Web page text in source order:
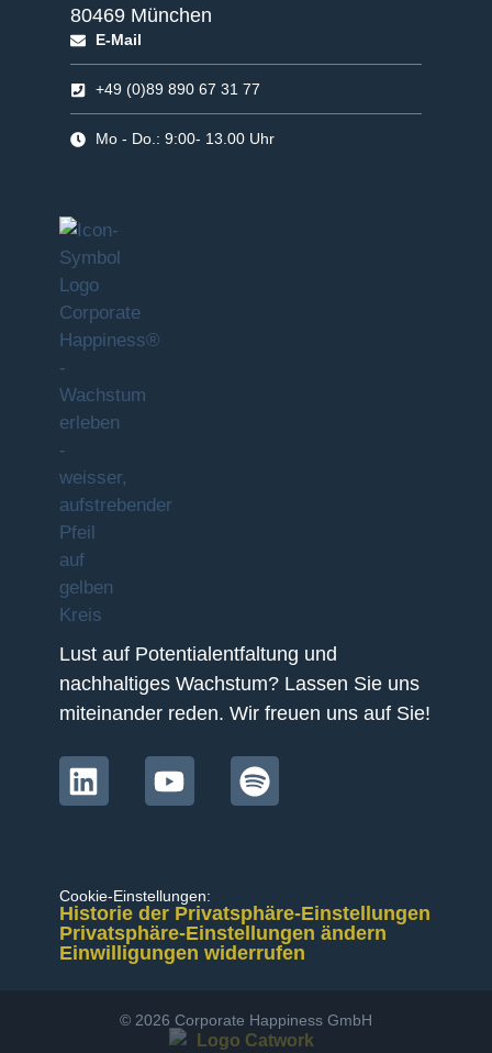
Lust auf Potentialentfaltung und
nachhaltiges Wachstum? Lassen Sie uns
miteinander reden. Wir freuen uns auf Sie!
80469 München
E-Mail
+49 (0)89 890 67 31 77
Mo - Do.: 9:00- 13.00 Uhr
Cookie-Einstellungen:
Historie der Privatsphäre-Einstellungen
Privatsphäre-Einstellungen ändern
Einwilligungen widerrufen
© 2026 Corporate Happiness GmbH